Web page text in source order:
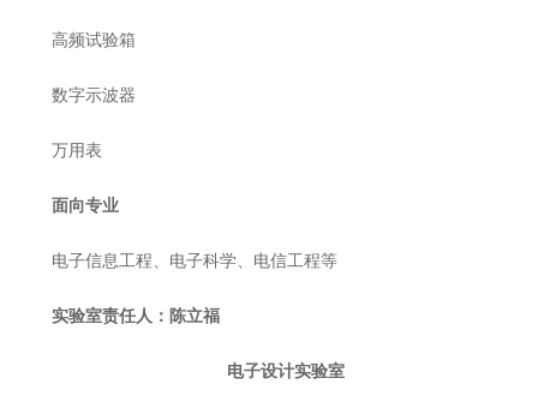
高频试验箱
数字示波器
万用表
面向专业
电子信息工程、电子科学、电信工程等
实验室责任人：陈立福
电子设计实验室